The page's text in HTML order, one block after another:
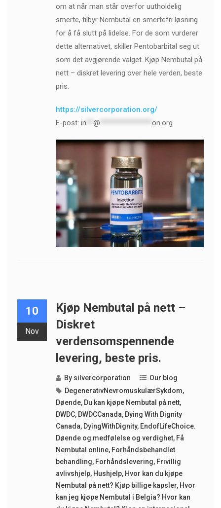
om at når man står overfor uutholdelig
smerte, tilbyr Nembutal en smertefri løsning
for å få slutt på lidelse. For de som vurderer
dette alternativet, skiller Pentobarbital seg ut
som det avgjørende valget. Kjøp Nembutal på
nett – diskret levering over hele verden, beste
pris.
https://silvercorporation.org/
E-post: in @ on.org
10
Nov
Kjøp Nembutal på nett –
Diskret
verdensomspennende
levering, beste pris.
By silvercorporation
Our blog
DegenerativNevromuskulærSykdom,
Døende, Du kan kjøpe Nembutal på nett,
DWDC, DWDCCanada, Dying With Dignity
Canada, DyingWithDignity, EndofLifeChoice.
Døende og medfølelse og verdighet, Få
Nembutal online, Forhåndsbehandlet
behandling, Forhåndslevering, Frivillig
avlivshjelp, Hushjelp, Hvor kan du kjøpe
Nembutal på nett? Kjøp billige kapsler, Hvor
kan jeg kjøpe Nembutal i Belgia? Hvor kan